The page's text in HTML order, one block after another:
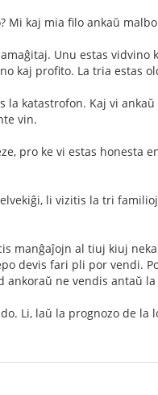
Mi kaj mia filo ankaŭ
Unu estas
kaj profito. La tria estas
katastrofon. Kaj vi
vin.
pro ke vi estas honesta
li vizitis la tri
manĝaĵojn al tiuj kiuj
devis fari pli por vendi.
ne vendis antaŭ
Li, laŭ la prognozo de la